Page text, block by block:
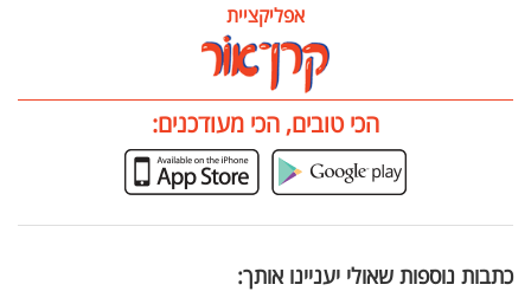
אפליקציית
הכי טובים, הכי מעודכנים:
כתבות נוספות שאולי יעניינו אותך: